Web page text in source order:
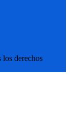
derechos